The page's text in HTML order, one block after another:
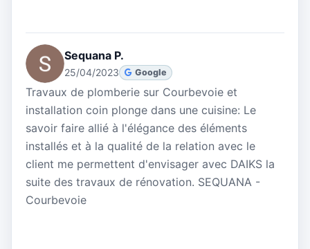
Sequana P.
25/04/2023 Google
Travaux de plomberie sur Courbevoie et
installation coin plonge dans une cuisine: Le
savoir faire allié à l'élégance des éléments
installés et à la qualité de la relation avec le
client me permettent d'envisager avec DAIKS la
suite des travaux de rénovation. SEQUANA -
Courbevoie